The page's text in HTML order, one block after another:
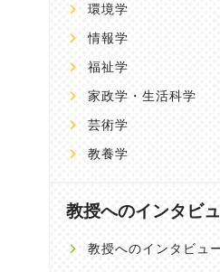
コミュニケーション学科 准教
感の学問
学科 教授
環境学
情報学
福祉学
家政学・生活科学
芸術学
教養学
教授へのインタビ
教授へのインタビュ